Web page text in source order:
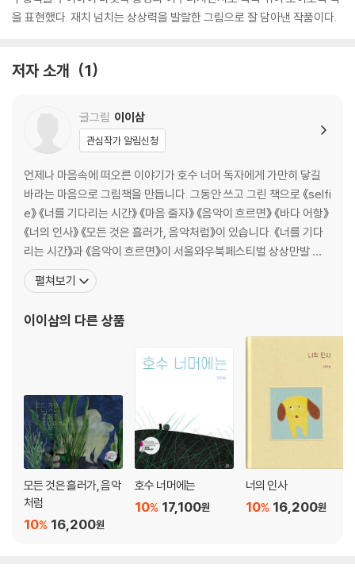
을 표현했다. 재치 넘치는 상상력을 발랄한 그림으로 잘 담아낸 작품이다.
저자 소개 1
글그림 이이삼
관심작가 알림신청
언제나 마음속에 떠오른 이야기가 호수 너머 독자에게 가만히 닿길
바라는 마음으로 그림책을 만듭니다. 그동안 쓰고 그린 책으로 《selfi
e》 《너를 기다리는 시간》 《마음 줄자》 《음악이 흐르면》 《바다 어항》
《너의 인사》 《모든 것은 흘러가, 음악처럼》이 있습니다. 《너를 기다
리는 시간》과 《음악이 흐르면》이 서울와우북페스티벌 상상만발 책
그림전에서 수상하며 독자들과 만나기 시작했고, 《너를 기다리는 시
간》 《음악이 흐르면》 《바다 어항》은 문학나눔 도서로 선정되었습니
아 출간되었습니다. 2026 볼로냐 아동도
펼쳐보기
이이삼의 다른 상품
모든 것은 흘러가, 음악
처럼
16,200원
10%
호수 너머에는
17,100원
10%
너의 인사
16,200원
10%